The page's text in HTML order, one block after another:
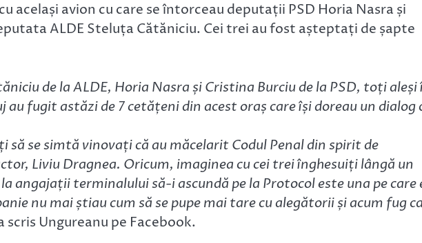
același avion cu care se întorceau deputații PSD Horia Nasra și
ALDE Steluța Cătăniciu. Cei trei au fost așteptați de șapte
de la ALDE, Horia Nasra și Cristina Burciu de la PSD, toți aleși
au fugit astăzi de 7 cetățeni din acest oraș care își doreau un dialog
să se simtă vinovați că au măcelarit Codul Penal din spirit de
Liviu Dragnea. Oricum, imaginea cu cei trei înghesuiți lângă un
angajații terminalului să-i ascundă pe la Protocol este una pe care
nu mai știau cum să se pupe mai tare cu alegătorii și acum fug
scris Ungureanu pe Facebook.